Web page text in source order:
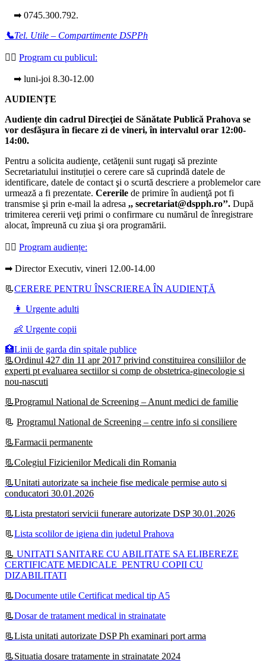
➡ 0745.300.792.
📞Tel. Utile – Compartimente DSPPh
👩‍⚕️ Program cu publicul:
➡ luni-joi 8.30-12.00
AUDIENȚE
Audiențe din cadrul Direcţiei de Sănătate Publică Prahova se
vor desfăşura în fiecare zi de vineri, în intervalul orar 12:00-
14:00.
Pentru a solicita audienţe, cetăţenii sunt rugaţi să prezinte
Secretariatului instituției o cerere care să cuprindă datele de
identificare, datele de contact şi o scurtă descriere a problemelor care
urmează a fi prezentate. Cererile de primire în audienţă pot fi
transmise şi prin e-mail la adresa ,, secretariat@dspph.ro’’. După
trimiterea cererii veţi primi o confirmare cu numărul de înregistrare
alocat, împreună cu ziua şi ora programării.
👩‍⚕️ Program audiențe:
➡ Director Executiv, vineri 12.00-14.00
📃CERERE PENTRU ÎNSCRIEREA ÎN AUDIENŢĂ
👩 Urgente adulti
👶 Urgente copii
🏥Linii de garda din spitale publice
📃Ordinul 427 din 11 apr 2017 privind constituirea consiliilor de
experti pt evaluarea sectiilor si comp de obstetrica-ginecologie si
nou-nascuti
📃Programul National de Screening – Anunt medici de familie
📃 Programul National de Screening – centre info si consiliere
📃Farmacii permanente
📃Colegiul Fizicienilor Medicali din Romania
📃Unitati autorizate sa incheie fise medicale permise auto si
conducatori 30.01.2026
📃Lista prestatori servicii funerare autorizate DSP 30.01.2026
📃Lista scolilor de igiena din judetul Prahova
📃 UNITATI SANITARE CU ABILITATE SA ELIBEREZE
CERTIFICATE MEDICALE PENTRU COPII CU
DIZABILITATI
📃Documente utile Certificat medical tip A5
📃Dosar de tratament medical in strainatate
📃Lista unitati autorizate DSP Ph examinari port arma
📃Situatia dosare tratamente in strainatate 2024